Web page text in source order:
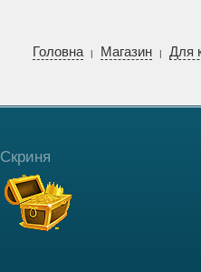
Головна | Магазин | Для
Скриня